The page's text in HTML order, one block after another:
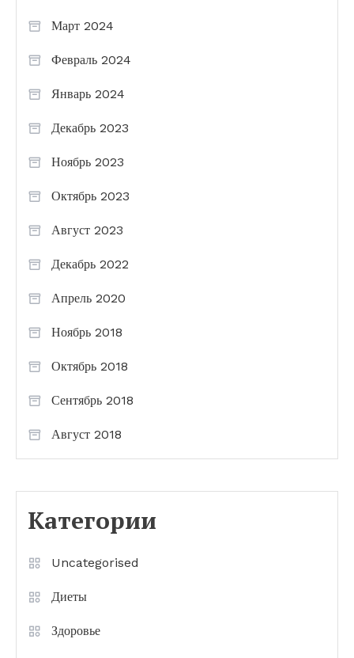
Март 2024
Февраль 2024
Январь 2024
Декабрь 2023
Ноябрь 2023
Октябрь 2023
Август 2023
Декабрь 2022
Апрель 2020
Ноябрь 2018
Октябрь 2018
Сентябрь 2018
Август 2018
Категории
Uncategorised
Диеты
Здоровье